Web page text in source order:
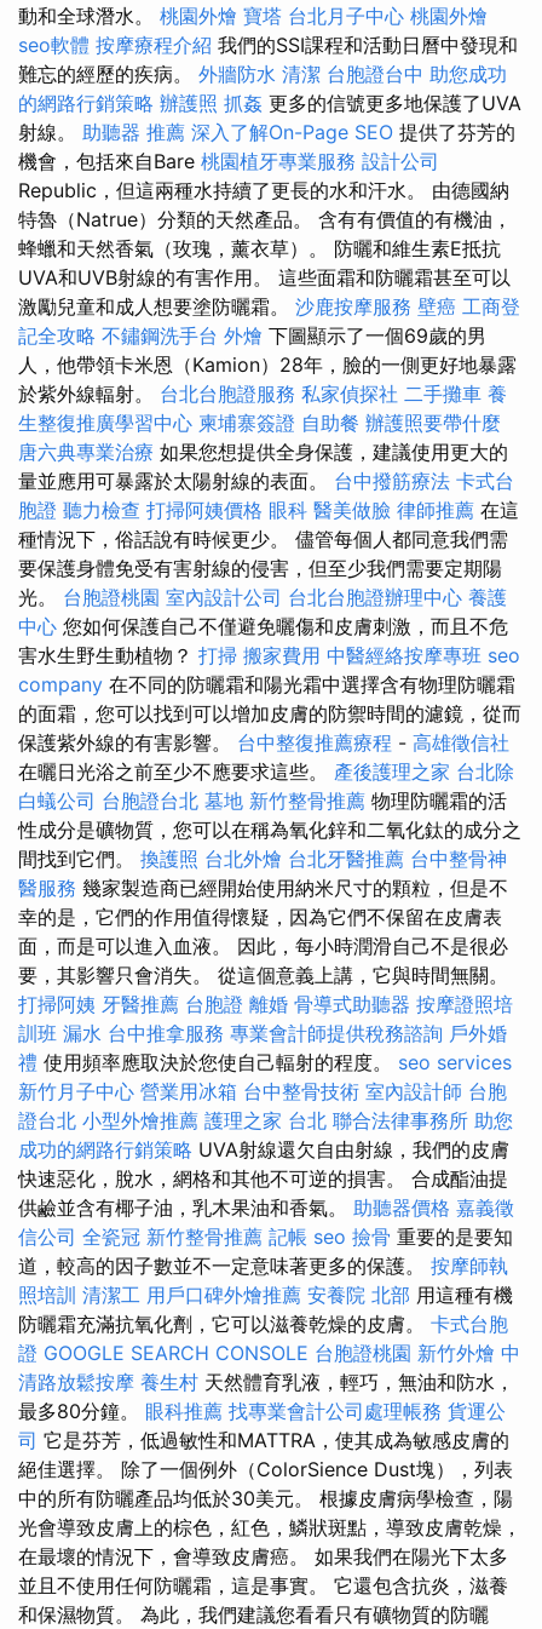
動和全球潛水。 桃園外燴 寶塔 台北月子中心 桃園外燴
seo軟體 按摩療程介紹 我們的SSI課程和活動日曆中發現和
難忘的經歷的疾病。 外牆防水 清潔 台胞證台中 助您成功
的網路行銷策略 辦護照 抓姦 更多的信號更多地保護了UVA
射線。 助聽器 推薦 深入了解On-Page SEO 提供了芬芳的
機會，包括來自Bare 桃園植牙專業服務 設計公司
Republic，但這兩種水持續了更長的水和汗水。 由德國納
特魯（Natrue）分類的天然產品。 含有有價值的有機油，
蜂蠟和天然香氣（玫瑰，薰衣草）。 防曬和維生素E抵抗
UVA和UVB射線的有害作用。 這些面霜和防曬霜甚至可以
激勵兒童和成人想要塗防曬霜。 沙鹿按摩服務 壁癌 工商登
記全攻略 不鏽鋼洗手台 外燴 下圖顯示了一個69歲的男
人，他帶領卡米恩（Kamion）28年，臉的一側更好地暴露
於紫外線輻射。 台北台胞證服務 私家偵探社 二手攤車 養
生整復推廣學習中心 柬埔寨簽證 自助餐 辦護照要帶什麼
唐六典專業治療 如果您想提供全身保護，建議使用更大的
量並應用可暴露於太陽射線的表面。 台中撥筋療法 卡式台
胞證 聽力檢查 打掃阿姨價格 眼科 醫美做臉 律師推薦 在這
種情況下，俗話說有時候更少。 儘管每個人都同意我們需
要保護身體免受有害射線的侵害，但至少我們需要定期陽
光。 台胞證桃園 室內設計公司 台北台胞證辦理中心 養護
中心 您如何保護自己不僅避免曬傷和皮膚刺激，而且不危
害水生野生動植物？ 打掃 搬家費用 中醫經絡按摩專班 seo
company 在不同的防曬霜和陽光霜中選擇含有物理防曬霜
的面霜，您可以找到可以增加皮膚的防禦時間的濾鏡，從而
保護紫外線的有害影響。 台中整復推薦療程 - 高雄徵信社
在曬日光浴之前至少不應要求這些。 產後護理之家 台北除
白蟻公司 台胞證台北 墓地 新竹整骨推薦 物理防曬霜的活
性成分是礦物質，您可以在稱為氧化鋅和二氧化鈦的成分之
間找到它們。 換護照 台北外燴 台北牙醫推薦 台中整骨神
醫服務 幾家製造商已經開始使用納米尺寸的顆粒，但是不
幸的是，它們的作用值得懷疑，因為它們不保留在皮膚表
面，而是可以進入血液。 因此，每小時潤滑自己不是很必
要，其影響只會消失。 從這個意義上講，它與時間無關。
打掃阿姨 牙醫推薦 台胞證 離婚 骨導式助聽器 按摩證照培
訓班 漏水 台中推拿服務 專業會計師提供稅務諮詢 戶外婚
禮 使用頻率應取決於您使自己輻射的程度。 seo services
新竹月子中心 營業用冰箱 台中整骨技術 室內設計師 台胞
證台北 小型外燴推薦 護理之家 台北 聯合法律事務所 助您
成功的網路行銷策略 UVA射線還欠自由射線，我們的皮膚
快速惡化，脫水，網格和其他不可逆的損害。 合成酯油提
供鹼並含有椰子油，乳木果油和香氣。 助聽器價格 嘉義徵
信公司 全瓷冠 新竹整骨推薦 記帳 seo 撿骨 重要的是要知
道，較高的因子數並不一定意味著更多的保護。 按摩師執
照培訓 清潔工 用戶口碑外燴推薦 安養院 北部 用這種有機
防曬霜充滿抗氧化劑，它可以滋養乾燥的皮膚。 卡式台胞
證 GOOGLE SEARCH CONSOLE 台胞證桃園 新竹外燴 中
清路放鬆按摩 養生村 天然體育乳液，輕巧，無油和防水，
最多80分鐘。 眼科推薦 找專業會計公司處理帳務 貨運公
司 它是芬芳，低過敏性和MATTRA，使其成為敏感皮膚的
絕佳選擇。 除了一個例外（ColorSience Dust塊），列表
中的所有防曬產品均低於30美元。 根據皮膚病學檢查，陽
光會導致皮膚上的棕色，紅色，鱗狀斑點，導致皮膚乾燥，
在最壞的情況下，會導致皮膚癌。 如果我們在陽光下太多
並且不使用任何防曬霜，這是事實。 它還包含抗炎，滋養
和保濕物質。 為此，我們建議您看看只有礦物質的防曬